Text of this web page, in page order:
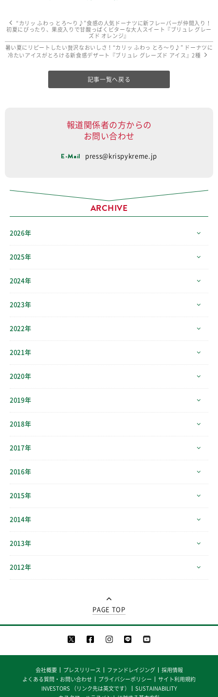
“カリッ ふわっ とろ〜り♪”食感の人気ドーナツに新フレーバーが仲間入り！
初夏にぴったり、果皮入りで甘酸っぱくビターな大人スイート『ブリュレ グレー
ズド オレンジ』
暑い夏にリピートしたい贅沢なおいしさ！“カリッ ふわっ とろ〜り♪” ドーナツに
冷たいアイスがとろける新食感デザート『ブリュレ グレーズド アイス』2種
記事一覧へ戻る
報道関係者の方からの
お問い合わせ
E-Mail press@krispykreme.jp
ARCHIVE
2026年
2025年
2024年
2023年
2022年
2021年
2020年
2019年
2018年
2017年
2016年
2015年
2014年
2013年
2012年
PAGE TOP
会社概要 プレスリリース ファンドレイジング
採用情報
よくある質問・お問い合わせ
プライバシーポリシー
サイト利用規約
INVESTORS （リンク先は英文です）
SUSTAINABILITY